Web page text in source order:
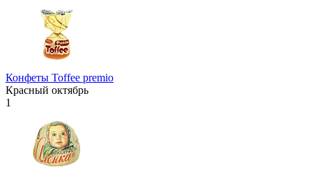
Конфеты Toffee premio
Красный октябрь
1